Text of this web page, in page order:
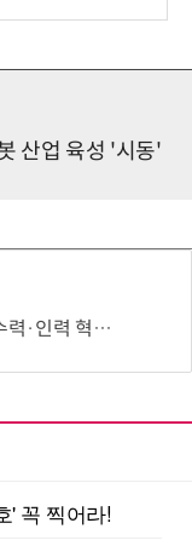
산업 육성 '시동'
혁신 TF 회의 첫 개최